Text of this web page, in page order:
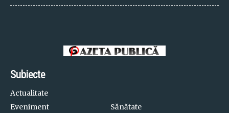
Subiecte
Actualitate
Eveniment
Sănătate